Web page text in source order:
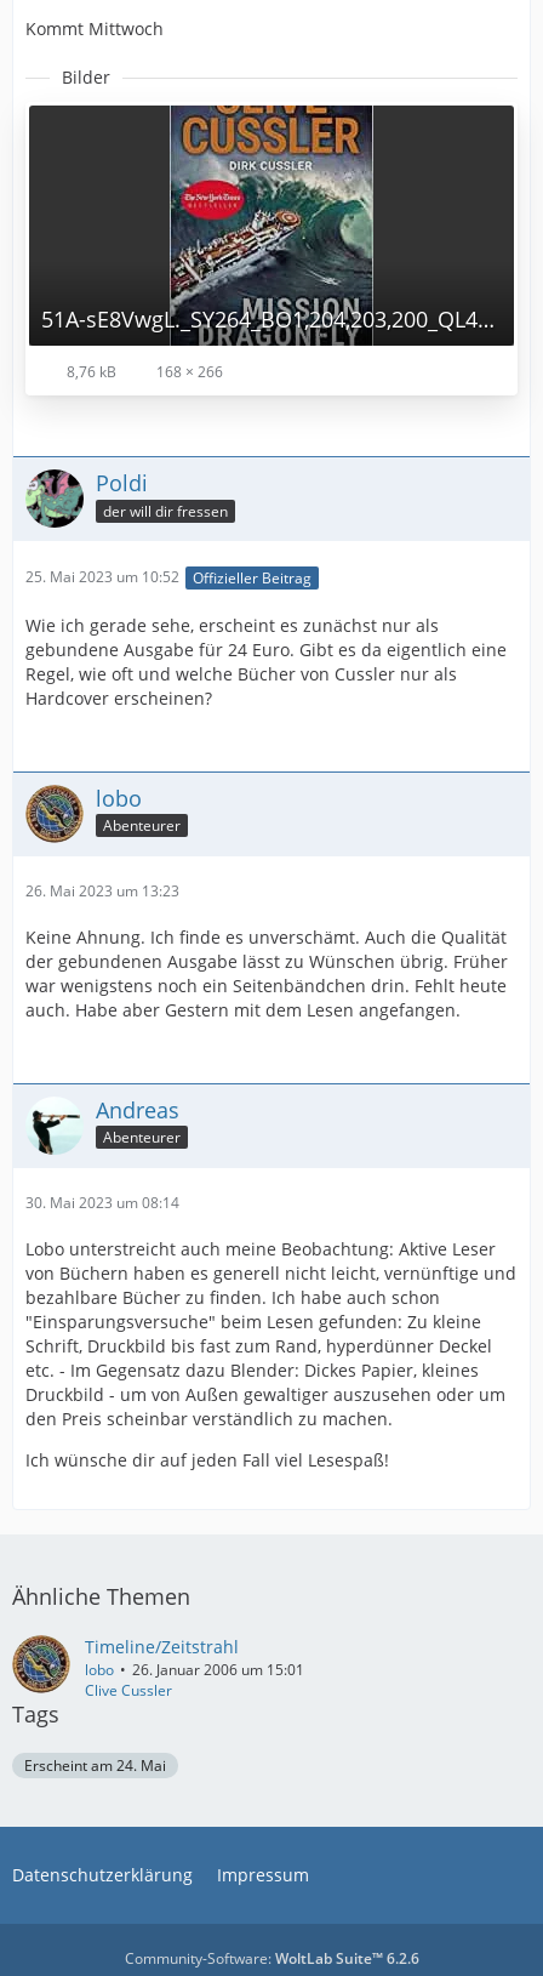
Kommt Mittwoch
Bilder
51A-sE8VwgL._SY264_BO1,204,203,200_QL40_ML2_.jpg
8,76 kB 168 × 266
Poldi
der will dir fressen
25. Mai 2023 um 10:52 Offizieller Beitrag
Wie ich gerade sehe, erscheint es zunächst nur als
gebundene Ausgabe für 24 Euro. Gibt es da eigentlich eine
Regel, wie oft und welche Bücher von Cussler nur als
Hardcover erscheinen?
lobo
Abenteurer
26. Mai 2023 um 13:23
Keine Ahnung. Ich finde es unverschämt. Auch die Qualität
der gebundenen Ausgabe lässt zu Wünschen übrig. Früher
war wenigstens noch ein Seitenbändchen drin. Fehlt heute
auch. Habe aber Gestern mit dem Lesen angefangen.
Andreas
Abenteurer
30. Mai 2023 um 08:14
Lobo unterstreicht auch meine Beobachtung: Aktive Leser
von Büchern haben es generell nicht leicht, vernünftige und
bezahlbare Bücher zu finden. Ich habe auch schon
"Einsparungsversuche" beim Lesen gefunden: Zu kleine
Schrift, Druckbild bis fast zum Rand, hyperdünner Deckel
etc. - Im Gegensatz dazu Blender: Dickes Papier, kleines
Druckbild - um von Außen gewaltiger auszusehen oder um
den Preis scheinbar verständlich zu machen.
Ich wünsche dir auf jeden Fall viel Lesespaß!
Ähnliche Themen
Timeline/Zeitstrahl
lobo
26. Januar 2006 um 15:01
Clive Cussler
Tags
Erscheint am 24. Mai
Datenschutzerklärung Impressum
Community-Software:WoltLab Suite™ 6.2.6